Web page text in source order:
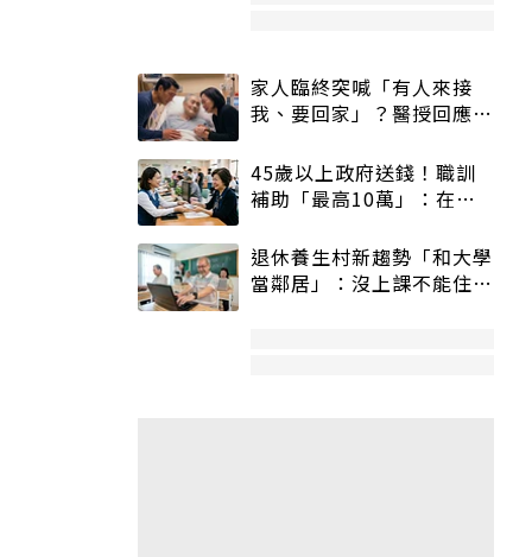
家人臨終突喊「有人來接
我、要回家」？醫授回應方
45歲以上政府送錢！職訓
補助「最高10萬」：在
退休養生村新趨勢「和大學
當鄰居」：沒上課不能住、